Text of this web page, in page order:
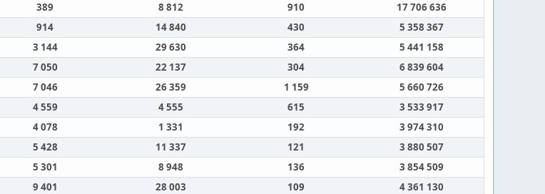
389 8 812 910
17 706 636
914 14 840 430
5 358 367
3 144 29 630 364
5 441 158
7 050 22 137 304
6 839 604
7 046 26 359 1 159
5 660 726
4 559 4 555 615
3 533 917
4 078 1 331 192
3 974 310
5 428 11 337 121
3 880 507
5 301 8 948 136
3 854 509
9 401 28 003 109
4 361 130